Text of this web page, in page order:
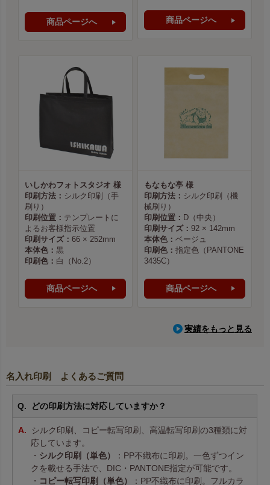
商品ページへ 商品ページへ
いしかわフォトスタジオ 様
印刷方法： シルク印刷（手
刷り）
印刷位置： テンプレートに
よるお客様指示位置
印刷サイズ： 66 × 252mm
本体色： 黒
印刷色： 白（No.2）
商品ページへ
もなもな亭 様
印刷方法： シルク印刷（機
械刷り）
印刷位置： D（中央）
印刷サイズ： 92 × 142mm
本体色： ベージュ
印刷色： 指定色（PANTONE
3435C）
商品ページへ
実績をもっと見る
名入れ印刷 よくあるご質問
どの印刷方法に対応していますか？
シルク印刷、コピー転写印刷、高温転写印刷の3種類に対
応しています。
・ シルク印刷（単色）
：PP不織布に印刷。一色ずつイン
クを載せる手法で、DIC・PANTONE指定が可能です。
・ コピー転写印刷（単色）
：PP不織布に印刷。フルカラ